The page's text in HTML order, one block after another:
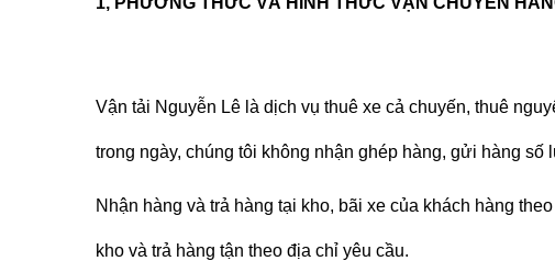
Vận tải Nguyễn Lê là dịch vụ thuê xe cả chuyến, thuê
trong ngày, chúng tôi không nhận ghép hàng, gửi hàng số
Nhận hàng và trả hàng tại kho, bãi xe của khách hàng
kho và trả hàng tận theo địa chỉ yêu cầu.